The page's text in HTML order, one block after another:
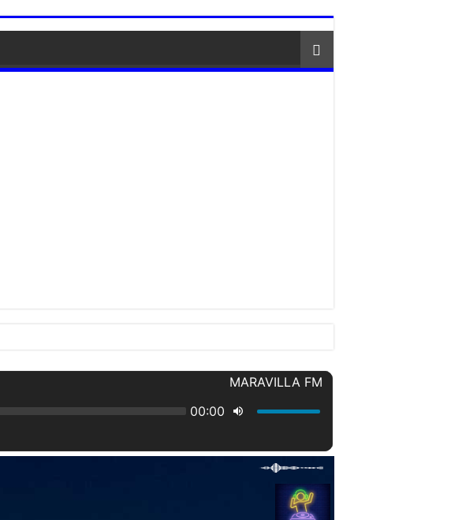
27 de Febrero y Winston Churchill
L440563, el cual se desplazaba de manera sospechosa.
o caminando por los pasillos ansiosos por regresar a casa volvieron a marcar, este miércoles, la
uno de los destinos turísticos más atractivos del Caribe, no sólo para los visitantes extranjeros,
años, reportada desaparecida el pasado 31 de diciembre en Barrero, Puerto Plata.